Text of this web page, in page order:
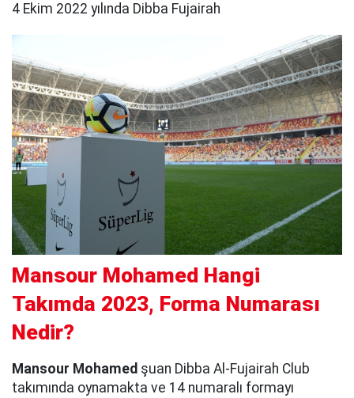
4 Ekim 2022 yılında Dibba Fujairah
Mansour Mohamed Hangi
Takımda 2023, Forma Numarası
Nedir?
Mansour Mohamed şuan Dibba Al-Fujairah Club
takımında oynamakta ve 14 numaralı formayı